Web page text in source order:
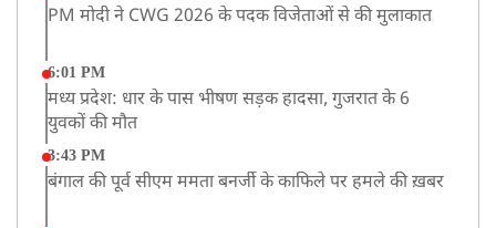
PM मोदी ने CWG 2026 के पदक विजेताओं से की मुलाकात
6:01 PM
मध्य प्रदेश: धार के पास भीषण सड़क हादसा, गुजरात के 6
युवकों की मौत
3:43 PM
बंगाल की पूर्व सीएम ममता बनर्जी के काफिले पर हमले की ख़बर